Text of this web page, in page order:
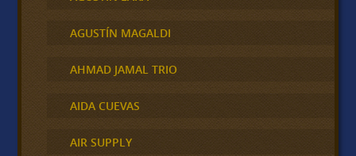
AGUSTÍN MAGALDI
AHMAD JAMAL TRIO
AIDA CUEVAS
AIR SUPPLY